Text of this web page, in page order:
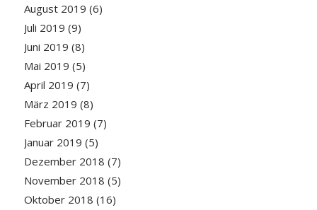
August 2019 (6)
Juli 2019 (9)
Juni 2019 (8)
Mai 2019 (5)
April 2019 (7)
März 2019 (8)
Februar 2019 (7)
Januar 2019 (5)
Dezember 2018 (7)
November 2018 (5)
Oktober 2018 (16)